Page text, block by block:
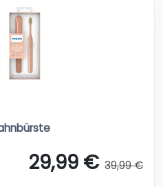
29,99 € 39,99 €